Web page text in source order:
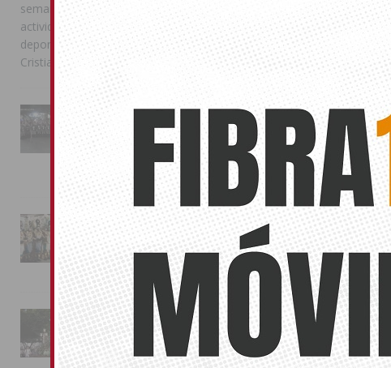
semana actos institucionales, conciertos,
actividades familiares, competiciones
deportivas y las celebraciones de Moros y
Cristianos
La Entrada Cristiana llena de
esplendor las calles de
Almoradí en una multitudinaria
jornada festera
02/08/2026
La magia de la Entrada Mora
conquista las calles de
Almoradí
01/08/2026
La fiesta se adueña de
Almoradí con la presentación
de los cargos festeros y la
toma del castillo